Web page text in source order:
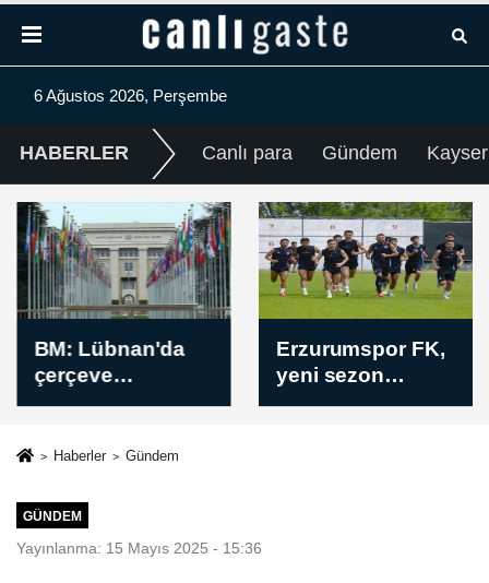
6 Ağustos 2026, Perşembe
HABERLER Canlı para Gündem
BM: Lübnan'da
çerçeve
anlaşmasının
faaliyetlerdeki en
gözlemlendi
Erzurumspor FK,
yeni sezon
öncesi kamp
Haberler Gündem
GÜNDEM
Yayınlanma: 15 Mayıs 2025 - 15:36